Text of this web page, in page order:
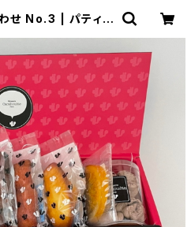
せ No.3 | パティス